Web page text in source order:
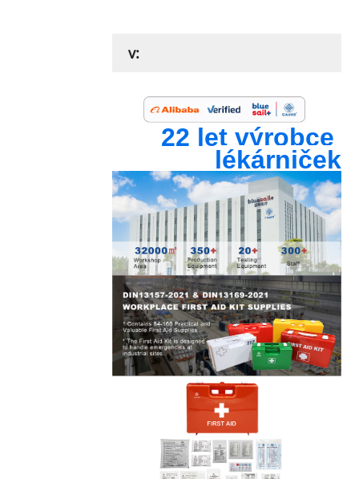
v:
22 let výrobce
lékárniček